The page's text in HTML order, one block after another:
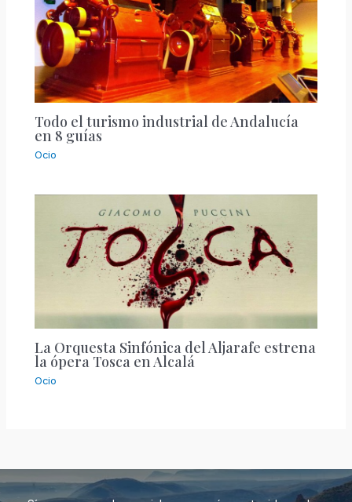
Todo el turismo industrial de Andalucía
en 8 guías
Ocio
La Orquesta Sinfónica del Aljarafe estrena
la ópera Tosca en Alcalá
Ocio